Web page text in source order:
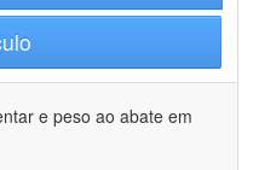
e peso ao abate em